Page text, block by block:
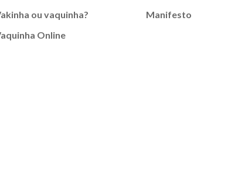
ou vaquinha?
Online
Manifesto